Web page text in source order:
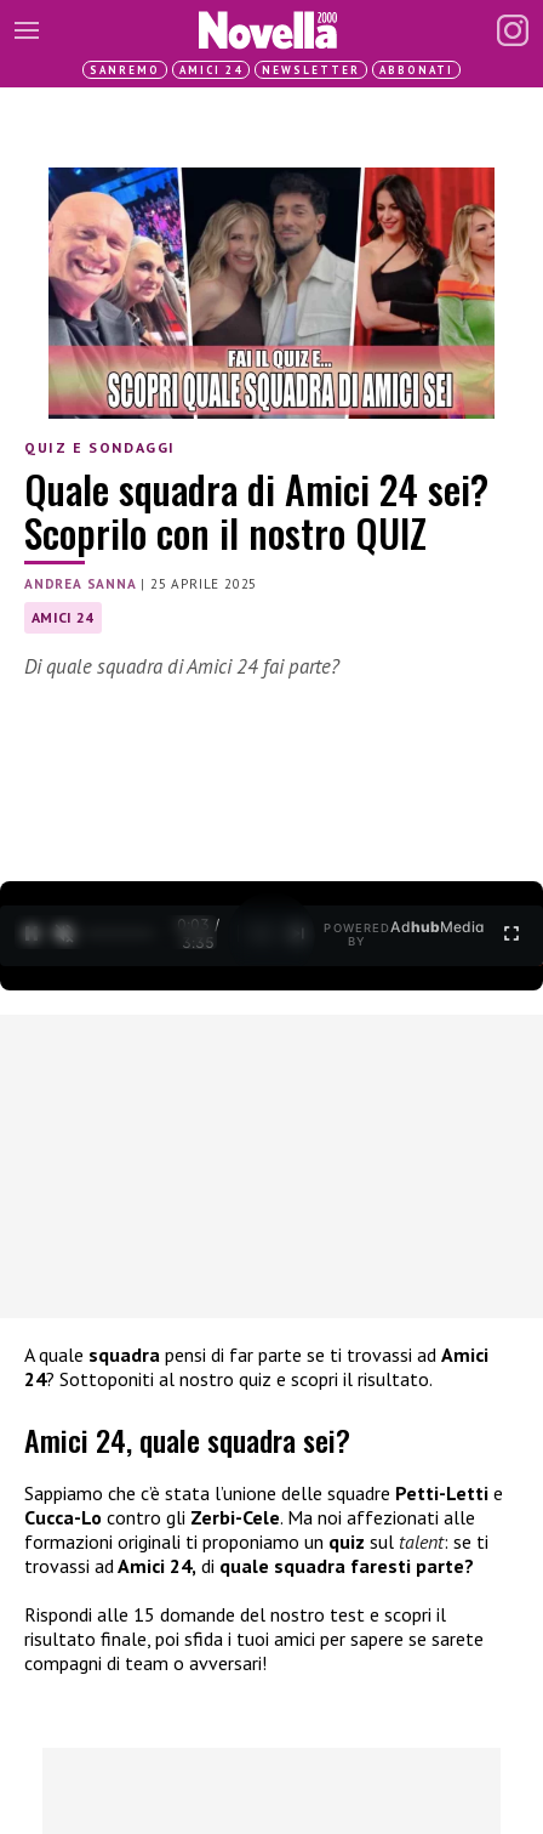
SANREMO AMICI 24 NEWSLETTER ABBONATI
QUIZ E SONDAGGI
Quale squadra di Amici 24 sei?
Scoprilo con il nostro QUIZ
ANDREA SANNA |25 APRILE 2025
AMICI 24
Di quale squadra di Amici 24 fai parte?
0:04 /
3:35
POWERED
BY
AdhubMedia
A quale squadra pensi di far parte se ti trovassi ad Amici
24? Sottoponiti al nostro quiz e scopri il risultato.
Amici 24, quale squadra sei?
Sappiamo che c’è stata l’unione delle squadre Petti-Letti e
Cucca-Lo contro gli Zerbi-Cele. Ma noi affezionati alle
formazioni originali ti proponiamo un quiz sul talent: se ti
trovassi adAmici 24, di quale squadra faresti parte?
Rispondi alle 15 domande del nostro test e scopri il
risultato finale, poi sfida i tuoi amici per sapere se sarete
compagni di team o avversari!